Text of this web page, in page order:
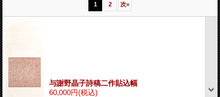
1 2 次»
与謝野晶子詩稿二作貼込幅
60,000円(税込)